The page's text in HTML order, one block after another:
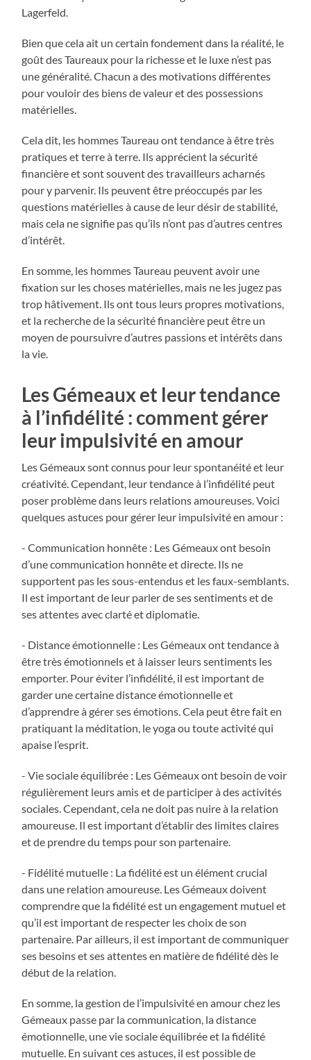
Lagerfeld.
Bien que cela ait un certain fondement dans la réalité, le
goût des Taureaux pour la richesse et le luxe n’est pas
une généralité. Chacun a des motivations différentes
pour vouloir des biens de valeur et des possessions
matérielles.
Cela dit, les hommes Taureau ont tendance à être très
pratiques et terre à terre. Ils apprécient la sécurité
financière et sont souvent des travailleurs acharnés
pour y parvenir. Ils peuvent être préoccupés par les
questions matérielles à cause de leur désir de stabilité,
mais cela ne signifie pas qu’ils n’ont pas d’autres centres
d’intérêt.
En somme, les hommes Taureau peuvent avoir une
fixation sur les choses matérielles, mais ne les jugez pas
trop hâtivement. Ils ont tous leurs propres motivations,
et la recherche de la sécurité financière peut être un
moyen de poursuivre d’autres passions et intérêts dans
la vie.
Les Gémeaux et leur tendance
à l’infidélité : comment gérer
leur impulsivité en amour
Les Gémeaux sont connus pour leur spontanéité et leur
créativité. Cependant, leur tendance à l’infidélité peut
poser problème dans leurs relations amoureuses. Voici
quelques astuces pour gérer leur impulsivité en amour :
- Communication honnête : Les Gémeaux ont besoin
d’une communication honnête et directe. Ils ne
supportent pas les sous-entendus et les faux-semblants.
Il est important de leur parler de ses sentiments et de
ses attentes avec clarté et diplomatie.
- Distance émotionnelle : Les Gémeaux ont tendance à
être très émotionnels et à laisser leurs sentiments les
emporter. Pour éviter l’infidélité, il est important de
garder une certaine distance émotionnelle et
d’apprendre à gérer ses émotions. Cela peut être fait en
pratiquant la méditation, le yoga ou toute activité qui
apaise l’esprit.
- Vie sociale équilibrée : Les Gémeaux ont besoin de voir
régulièrement leurs amis et de participer à des activités
sociales. Cependant, cela ne doit pas nuire à la relation
amoureuse. Il est important d’établir des limites claires
et de prendre du temps pour son partenaire.
- Fidélité mutuelle : La fidélité est un élément crucial
dans une relation amoureuse. Les Gémeaux doivent
comprendre que la fidélité est un engagement mutuel et
qu’il est important de respecter les choix de son
partenaire. Par ailleurs, il est important de communiquer
ses besoins et ses attentes en matière de fidélité dès le
début de la relation.
En somme, la gestion de l’impulsivité en amour chez les
Gémeaux passe par la communication, la distance
émotionnelle, une vie sociale équilibrée et la fidélité
mutuelle. En suivant ces astuces, il est possible de